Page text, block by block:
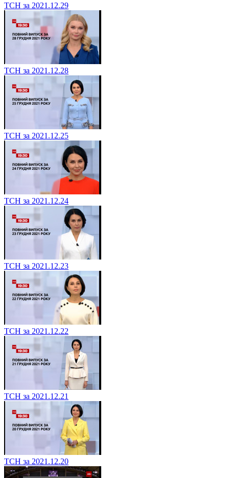
ТСН за 2021.12.29
ТСН за 2021.12.28
ТСН за 2021.12.25
ТСН за 2021.12.24
ТСН за 2021.12.23
ТСН за 2021.12.22
ТСН за 2021.12.21
ТСН за 2021.12.20